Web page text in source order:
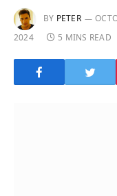
BY PETER
2024
5 MINS READ